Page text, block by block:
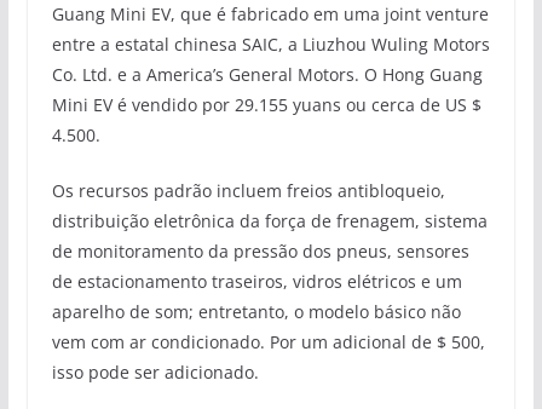
Guang Mini EV, que é fabricado em uma joint venture
entre a estatal chinesa SAIC, a Liuzhou Wuling Motors
Co. Ltd. e a America’s General Motors. O Hong Guang
Mini EV é vendido por 29.155 yuans ou cerca de US $
4.500.
Os recursos padrão incluem freios antibloqueio,
distribuição eletrônica da força de frenagem, sistema
de monitoramento da pressão dos pneus, sensores
de estacionamento traseiros, vidros elétricos e um
aparelho de som; entretanto, o modelo básico não
vem com ar condicionado. Por um adicional de $ 500,
isso pode ser adicionado.